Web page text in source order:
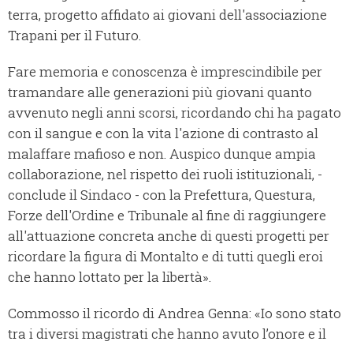
terra, progetto affidato ai giovani dell'associazione
Trapani per il Futuro.
Fare memoria e conoscenza è imprescindibile per
tramandare alle generazioni più giovani quanto
avvenuto negli anni scorsi, ricordando chi ha pagato
con il sangue e con la vita l'azione di contrasto al
malaffare mafioso e non. Auspico dunque ampia
collaborazione, nel rispetto dei ruoli istituzionali, -
conclude il Sindaco - con la Prefettura, Questura,
Forze dell'Ordine e Tribunale al fine di raggiungere
all'attuazione concreta anche di questi progetti per
ricordare la figura di Montalto e di tutti quegli eroi
che hanno lottato per la libertà».
Commosso il ricordo di Andrea Genna: «Io sono stato
tra i diversi magistrati che hanno avuto l’onore e il